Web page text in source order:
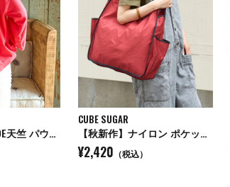
【秋新作】32/-OE天竺 パウダー加工 パッチロゴ 刺繍 Tシャツ
CUBE SUGAR
【秋新作】ナイロン ポケッタブル マルシェ バッグ
¥2,420 （税込）